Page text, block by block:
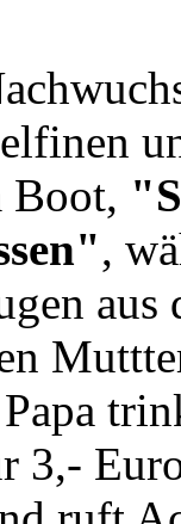
Boot,
,
3,-